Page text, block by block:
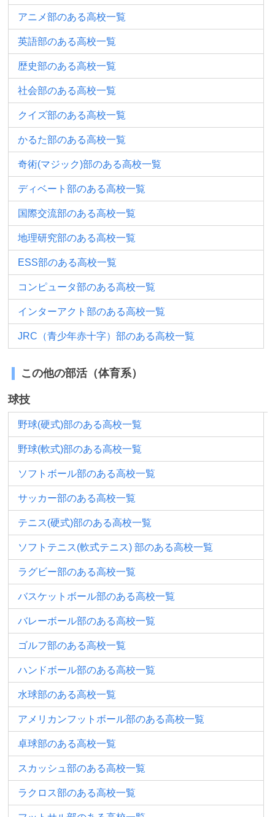
アニメ部のある高校一覧
英語部のある高校一覧
歴史部のある高校一覧
社会部のある高校一覧
クイズ部のある高校一覧
かるた部のある高校一覧
奇術(マジック)部のある高校一覧
ディベート部のある高校一覧
国際交流部のある高校一覧
地理研究部のある高校一覧
ESS部のある高校一覧
コンピュータ部のある高校一覧
インターアクト部のある高校一覧
JRC（青少年赤十字）部のある高校一覧
この他の部活（体育系）
球技
野球(硬式)部のある高校一覧
野球(軟式)部のある高校一覧
ソフトボール部のある高校一覧
サッカー部のある高校一覧
テニス(硬式)部のある高校一覧
ソフトテニス(軟式テニス) 部のある高校一覧
ラグビー部のある高校一覧
バスケットボール部のある高校一覧
バレーボール部のある高校一覧
ゴルフ部のある高校一覧
ハンドボール部のある高校一覧
水球部のある高校一覧
アメリカンフットボール部のある高校一覧
卓球部のある高校一覧
スカッシュ部のある高校一覧
ラクロス部のある高校一覧